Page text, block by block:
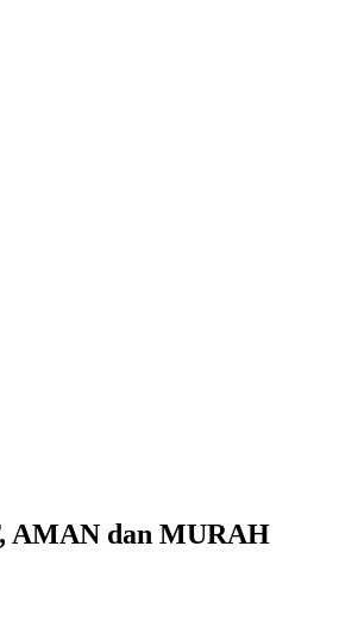
AMAN dan MURAH